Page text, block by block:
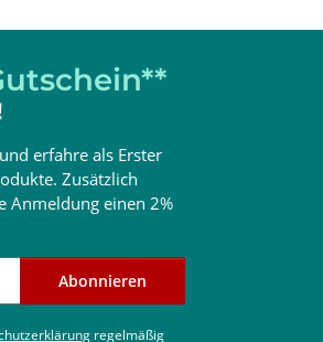
erfahre als Erster
Zusätzlich
Anmeldung einen 2%
Abonnieren
regelmäßig